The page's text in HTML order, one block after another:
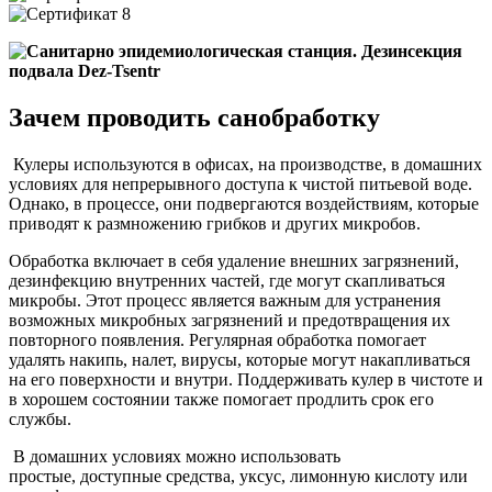
Зачем проводить санобработку
Кулеры используются в офисах, на производстве, в домашних
условиях для непрерывного доступа к чистой питьевой воде.
Однако, в процессе, они подвергаются воздействиям, которые
приводят к размножению грибков и других микробов.
Обработка включает в себя удаление внешних загрязнений,
дезинфекцию внутренних частей, где могут скапливаться
микробы. Этот процесс является важным для устранения
возможных микробных загрязнений и предотвращения их
повторного появления. Регулярная обработка помогает
удалять накипь, налет, вирусы, которые могут накапливаться
на его поверхности и внутри. Поддерживать кулер в чистоте и
в хорошем состоянии также помогает продлить срок его
службы.
В домашних условиях можно использовать
простые, доступные средства, уксус, лимонную кислоту или